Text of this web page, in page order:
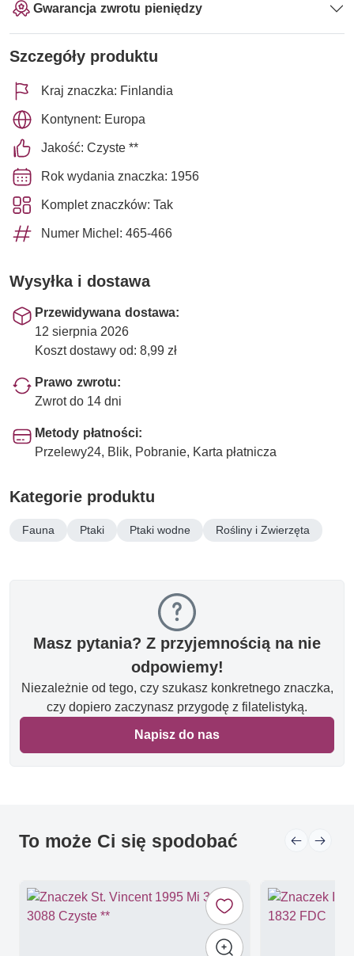
Gwarancja zwrotu pieniędzy
Szczegóły produktu
Kraj znaczka: Finlandia
Kontynent: Europa
Jakość: Czyste **
Rok wydania znaczka: 1956
Komplet znaczków: Tak
Numer Michel: 465-466
Wysyłka i dostawa
Przewidywana dostawa:
12 sierpnia 2026
Koszt dostawy od: 8,99 zł
Prawo zwrotu:
Zwrot do 14 dni
Metody płatności:
Przelewy24, Blik, Pobranie, Karta płatnicza
Kategorie produktu
Fauna Ptaki Ptaki wodne Rośliny i Zwierzęta
Masz pytania? Z przyjemnością na nie
odpowiemy!
Niezależnie od tego, czy szukasz konkretnego znaczka,
czy dopiero zaczynasz przygodę z filatelistyką.
Napisz do nas
To może Ci się spodobać